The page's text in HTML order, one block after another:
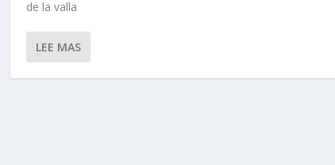
de la valla
LEE MAS